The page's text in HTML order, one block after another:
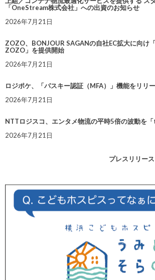
「OneStream株式会社」への出資のお知らせ
2026年7月21日
ZOZO、BONJOUR SAGANの自社EC拡大に向け
ZOZO」を提供開始
2026年7月21日
ロジポケ、「パスキー認証（MFA）」機能をリリ
2026年7月21日
NTTロジスコ、エンタメ物流の平時5倍の波動を
2026年7月21日
プレスリリー